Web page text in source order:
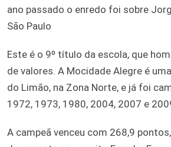
ano passado o enredo foi sobre
São Paulo
Este é o 9º título da escola, que
de valores. A Mocidade Alegre é
do Limão, na Zona Norte, e já foi
1972, 1973, 1980, 2004, 2007 e
A campeã venceu com 268,9